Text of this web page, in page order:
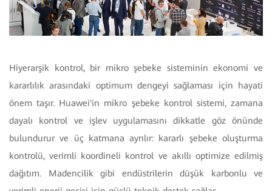
Hiyerarşik kontrol, bir mikro şebeke sisteminin ekonomi ve
kararlılık arasındaki optimum dengeyi sağlaması için hayati
önem taşır. Huawei'in mikro şebeke kontrol sistemi, zamana
dayalı kontrol ve işlev uygulamasını dikkatle göz önünde
bulundurur ve üç katmana ayrılır: kararlı şebeke oluşturma
kontrolü, verimli koordineli kontrol ve akıllı optimize edilmiş
dağıtım. Madencilik gibi endüstrilerin düşük karbonlu ve